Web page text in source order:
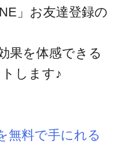
」お友達登録の
果を体感できる
します♪
無料で手にれる